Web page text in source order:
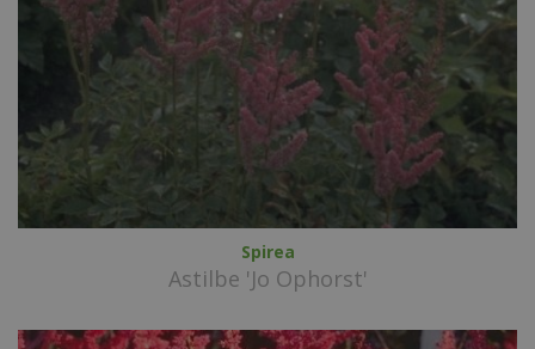
Spirea
Astilbe 'Jo Ophorst'